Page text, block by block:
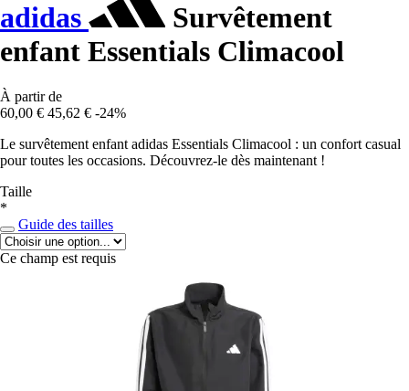
adidas
Survêtement
enfant Essentials Climacool
À partir de
60,00 € 45,62 € -24%
Le survêtement enfant adidas Essentials Climacool : un confort casual
pour toutes les occasions. Découvrez-le dès maintenant !
Taille
*
Guide des tailles
Ce champ est requis